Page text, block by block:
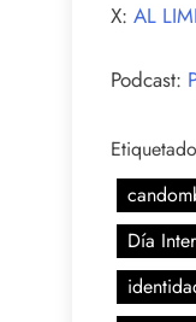
X: AL
Podcast:
Día